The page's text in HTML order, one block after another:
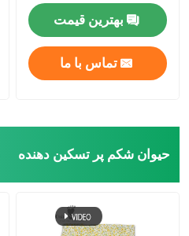
بهترین قیمت
تماس با ما
حیوان شکم پر تسکین دهنده